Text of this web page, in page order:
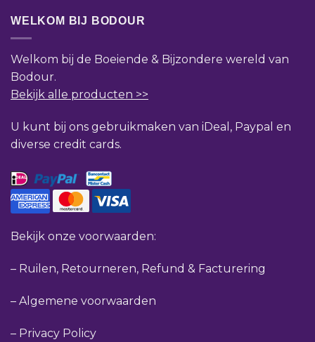
WELKOM BIJ BODOUR
Welkom bij de Boeiende & Bijzondere wereld van
Bodour.
Bekijk alle producten >>
U kunt bij ons gebruikmaken van iDeal, Paypal en
diverse credit cards.
Bekijk onze voorwaarden:
– Ruilen, Retourneren, Refund & Facturering
– Algemene voorwaarden
– Privacy Policy